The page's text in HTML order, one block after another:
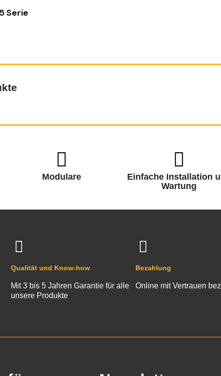
Serie
Modulare
Einfache Installation
Wartung
Qualität und Know-how
Mit 3 bis 5 Jahren Garantie für alle
unsere Produkte
Bezahlung
Online mit Vertrauen